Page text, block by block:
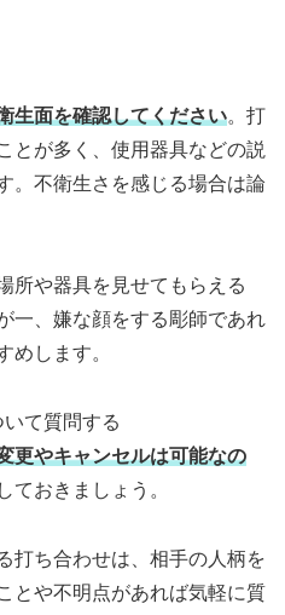
生面を確認してください。打
とが多く、使用器具などの説
。不衛生さを感じる場合は論
所や器具を見せてもらえる
一、嫌な顔をする彫師であれ
めします。
て質問する
更やキャンセルは可能なの
しておきましょう。
打ち合わせは、相手の人柄を
とや不明点があれば気軽に質